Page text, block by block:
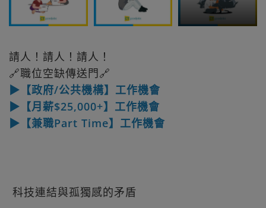
請人！請人！請人！
🔗職位空缺傳送門🔗
▶【政府/公共機構】工作機會
▶【月薪$25,000+】工作機會
▶【兼職Part Time】工作機會
科技連結與孤獨感的矛盾